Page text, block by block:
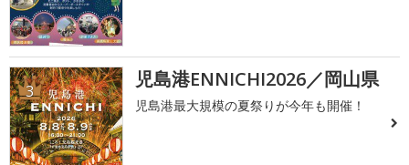
3 児島港ENNICHI2026／岡山県
児島港最大規模の夏祭りが今年も開催！